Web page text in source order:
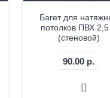
Багет для
потолков ПВХ
(стеновой)
90.00 р.